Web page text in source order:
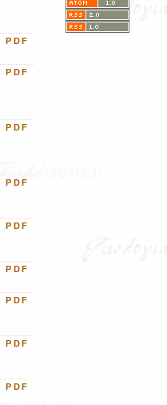
PDF
PDF
PDF
PDF
PDF
PDF
PDF
PDF
PDF